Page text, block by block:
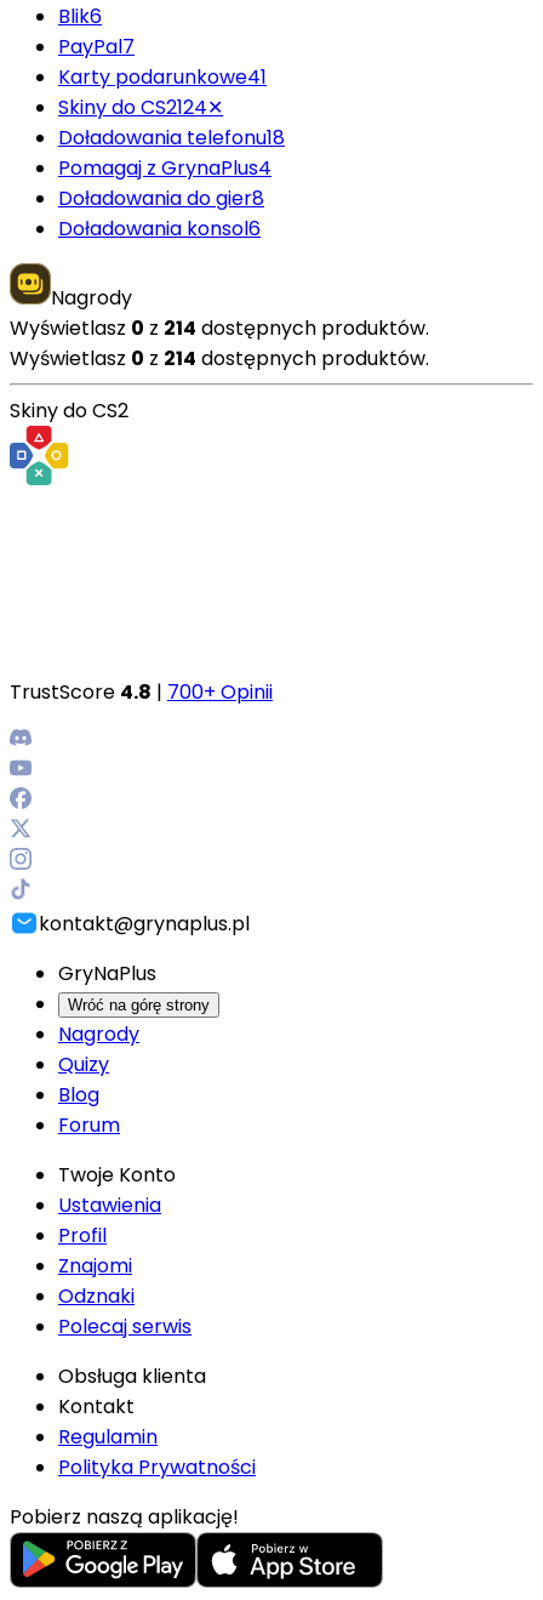
Blik6
PayPal7
Karty podarunkowe41
Skiny do CS2124✕
Doładowania telefonu18
Pomagaj z GrynaPlus4
Doładowania do gier8
Doładowania konsol6
Nagrody
Wyświetlasz 0 z 214 dostępnych produktów.
Wyświetlasz 0 z 214 dostępnych produktów.
Skiny do CS2
TrustScore 4.8 | 700+ Opinii
kontakt@grynaplus.pl
GryNaPlus
Wróć na górę strony
Nagrody
Quizy
Blog
Forum
Twoje Konto
Ustawienia
Profil
Znajomi
Odznaki
Polecaj serwis
Obsługa klienta
Kontakt
Regulamin
Polityka Prywatności
Pobierz naszą aplikację!